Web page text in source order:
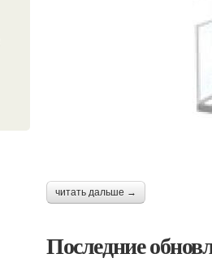
читать дальше →
Последние